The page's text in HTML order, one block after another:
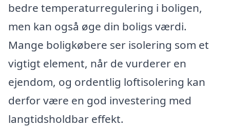
bedre temperaturregulering i boligen,
men kan også øge din boligs værdi.
Mange boligkøbere ser isolering som et
vigtigt element, når de vurderer en
ejendom, og ordentlig loftisolering kan
derfor være en god investering med
langtidsholdbar effekt.